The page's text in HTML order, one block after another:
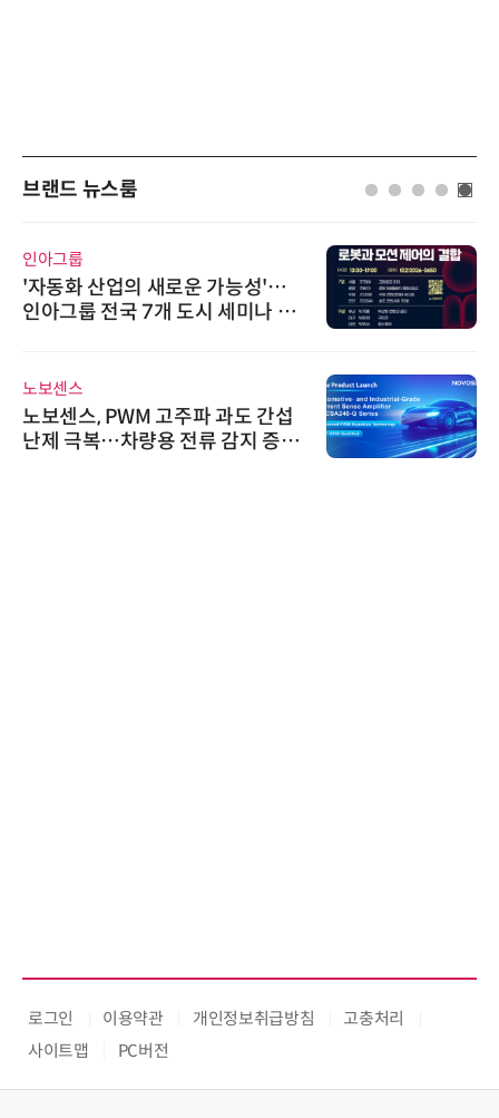
브랜드 뉴스룸
시큐어링크, 중소기업기술정보진
흥원 AI 초격차 R&D 사업 최종 선
태양유전, 파트너십 구축 선언 갱
신…지속가능한 공급망 협력 강화
로그인 이용약관 개인정보취급방침
고충처리
사이트맵
PC버전